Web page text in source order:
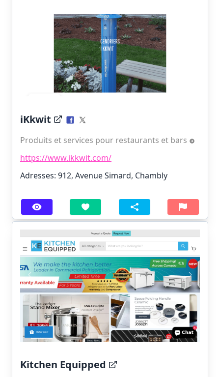
iKkwit
Produits et services pour restaurants et bars
https://www.ikkwit.com/
Adresses: 912, Avenue Simard, Chambly
Kitchen Equipped